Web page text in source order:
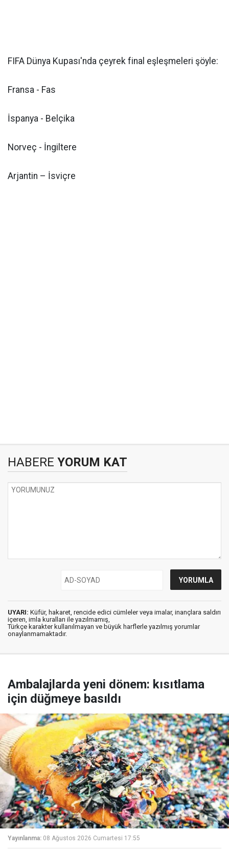
FIFA Dünya Kupası'nda çeyrek final eşleşmeleri şöyle:
Fransa - Fas
İspanya - Belçika
Norveç - İngiltere
Arjantin – İsviçre
HABERE YORUM KAT
UYARI: Küfür, hakaret, rencide edici cümleler veya imalar, inançlara saldırı
içeren, imla kuralları ile yazılmamış,
Türkçe karakter kullanılmayan ve büyük harflerle yazılmış yorumlar
onaylanmamaktadır.
Ambalajlarda yeni dönem: kısıtlama
için düğmeye basıldı
Yayınlanma: 08 Ağustos 2026 Cumartesi 17:55